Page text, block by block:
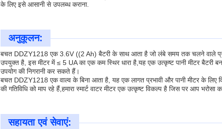
के लिए इसे आसानी से उपलब्ध कराना.
अनुकूलन:
बचत DDZY1218 एक 3.6V ((2 Ah) बैटरी के साथ आता है जो लंबे समय तक चलने वाले
उपयुक्त है, इस मीटर में ≤ 5 UA का एक कम स्थिर धारा है,यह एक उत्कृष्ट पानी मीटर
उपयोग की निगरानी कर सकते हैं।
बचत DDZY1218 एक वाल्व के बिना आता है, यह एक लागत प्रभावी और पानी मीटर के लिए
की गतिविधि को माप रहे हैं,हमारा स्मार्ट वाटर मीटर एक उत्कृष्ट विकल्प है जिस पर आप भरोसा
सहायता एवं सेवाएं: